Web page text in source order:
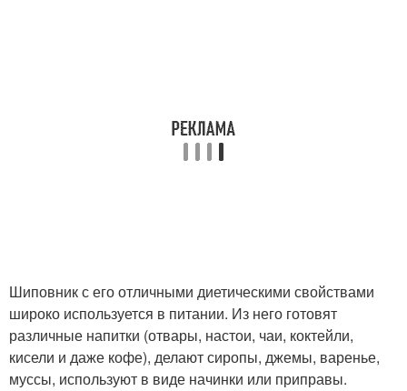
Шиповник с его отличными диетическими свойствами
широко используется в питании. Из него готовят
различные напитки (отвары, настои, чаи, коктейли,
кисели и даже кофе), делают сиропы, джемы, варенье,
муссы, используют в виде начинки или приправы.